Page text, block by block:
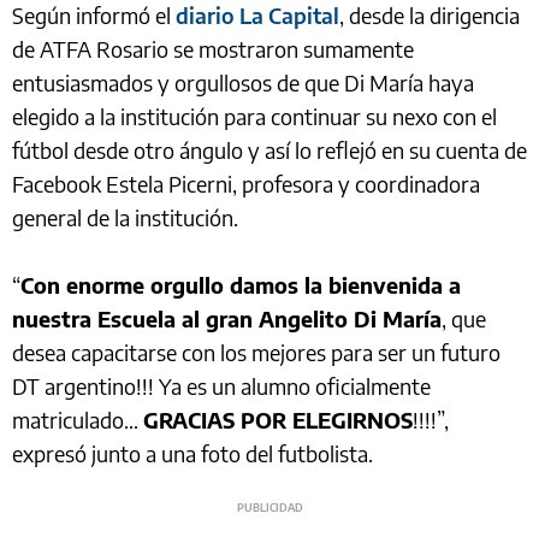
Según informó el diario La Capital, desde la dirigencia
de ATFA Rosario se mostraron sumamente
entusiasmados y orgullosos de que Di María haya
elegido a la institución para continuar su nexo con el
fútbol desde otro ángulo y así lo reflejó en su cuenta de
Facebook Estela Picerni, profesora y coordinadora
general de la institución.
“Con enorme orgullo damos la bienvenida a
nuestra Escuela al gran Angelito Di María, que
desea capacitarse con los mejores para ser un futuro
DT argentino!!! Ya es un alumno oficialmente
matriculado… GRACIAS POR ELEGIRNOS!!!!”,
expresó junto a una foto del futbolista.